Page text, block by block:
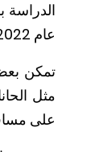
عام 2022.
تمكن
مثل
على